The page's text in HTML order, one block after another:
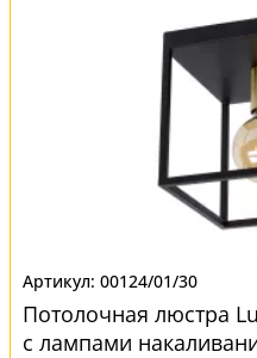
00124/01/30
Потолочная люстра
с лампами